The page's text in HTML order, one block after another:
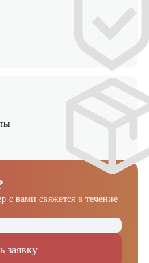
с вами свяжется в течение
заявку